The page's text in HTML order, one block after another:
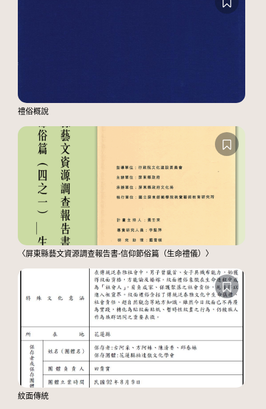
禮俗概說
〈屏東縣藝文資源調查報告書-信仰節俗篇（生命禮儀）〉
紋面傳統